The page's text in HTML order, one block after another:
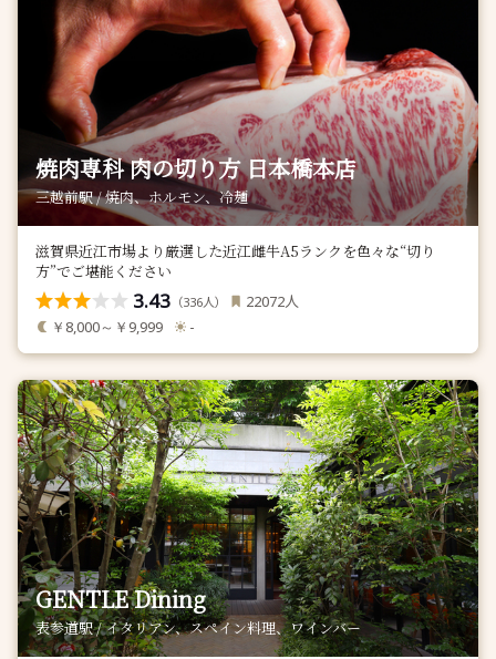
焼肉専科 肉の切り方 日本橋本店
三越前駅 / 焼肉、ホルモン、冷麺
滋賀県近江市場より厳選した近江雌牛A5ランクを色々な“切り
方”でご堪能ください
3.43 （336人） 22072人
￥8,000～￥9,999 -
GENTLE Dining
表参道駅 / イタリアン、スペイン料理、ワインバー